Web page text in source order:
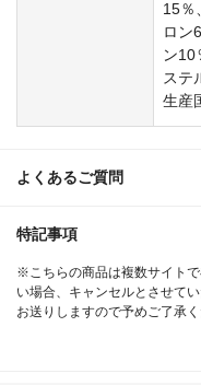
15％
ロン
ン10
ステ
生産
よくあるご質問
特記事項
※こちらの商品は複数サイト
い場合、キャンセルとさせて
お送りしますので予めご了承く